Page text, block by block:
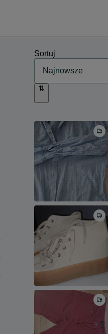
Sortuj